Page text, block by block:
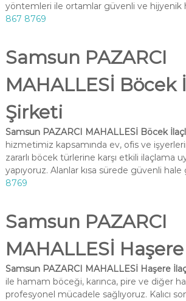
yöntemleri ile ortamlar güvenli ve hijyenik
867 8769
Samsun PAZARCI
MAHALLESİ Böcek
Şirketi
Samsun PAZARCI MAHALLESİ Böcek
hizmetimiz kapsamında ev, ofis ve
zararlı böcek türlerine karşı etkili ilaçlama
yapıyoruz. Alanlar kısa sürede güvenli hale
8769
Samsun PAZARCI
MAHALLESİ
Samsun PAZARCI MAHALLESİ Haşere
ile hamam böceği, karınca, pire ve diğer
profesyonel mücadele sağlıyoruz. Kalıcı